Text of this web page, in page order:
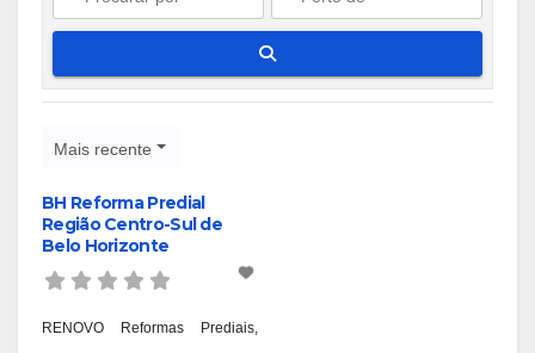
Mais recente
BH Reforma Predial
Região Centro-Sul de
Belo Horizonte
RENOVO Reformas Prediais,